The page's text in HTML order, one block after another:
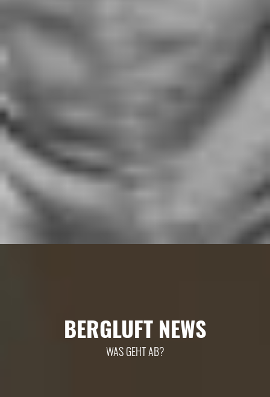
BERGLUFT NEWS
WAS GEHT AB?